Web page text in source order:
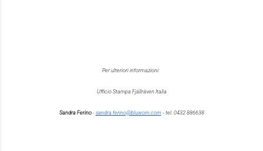
Per ulteriori informazioni:
Ufficio Stampa Fjällräven Italia
Sandra Ferino- sandra.ferino@bluwom.com- tel. 0432 886638